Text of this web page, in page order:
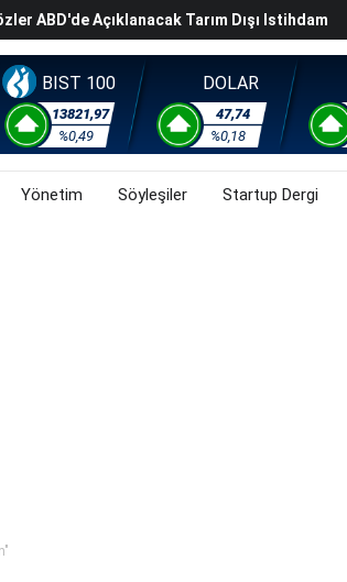
Yapılanmasına Geçti
BIST 100
13821,97
%0,49
DOLAR
47,74
%0,18
Yönetim Söyleşiler Startup Dergi